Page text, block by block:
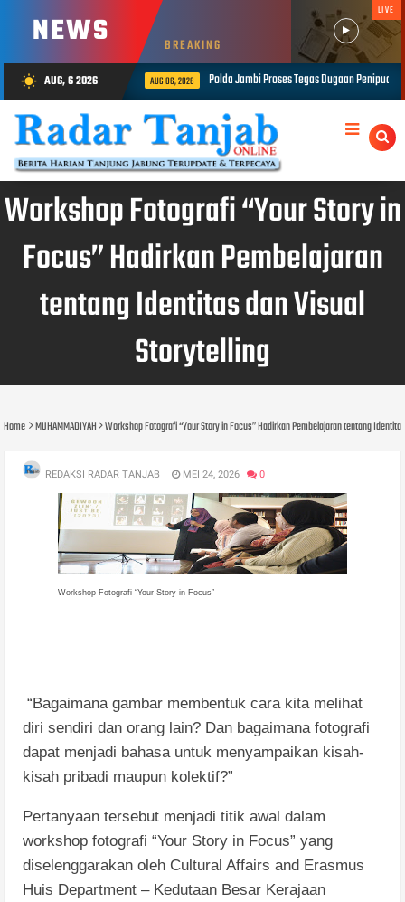
NEWS BREAKING
LIVE
wb_sunny AUG, 6 2026
Polda Jambi Proses Tegas Dugaan Penipuan Rekrutmen Bintara Polri, Dua Personel
Workshop Fotografi “Your Story in
Focus” Hadirkan Pembelajaran
tentang Identitas dan Visual
Storytelling
Home MUHAMMADIYAH Workshop Fotografi “Your Story in Focus” Hadirkan Pembelajaran tentang
REDAKSI RADAR TANJAB MEI 24, 2026 0
Workshop Fotografi “Your Story in Focus”
“Bagaimana gambar membentuk cara kita melihat
diri sendiri dan orang lain? Dan bagaimana fotografi
dapat menjadi bahasa untuk menyampaikan kisah-
kisah pribadi maupun kolektif?”
Pertanyaan tersebut menjadi titik awal dalam
workshop fotografi “Your Story in Focus” yang
diselenggarakan oleh Cultural Affairs and Erasmus
Huis Department – Kedutaan Besar Kerajaan